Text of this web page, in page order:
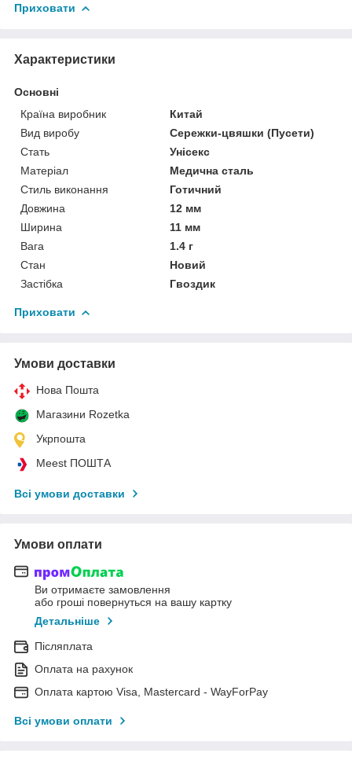
Приховати
Характеристики
Основні
Країна виробник
Китай
Вид виробу
Сережки-цвяшки (Пусети)
Стать
Унісекс
Матеріал
Медична сталь
Стиль виконання
Готичний
Довжина
12 мм
Ширина
11 мм
Вага
1.4 г
Стан
Новий
Застібка
Гвоздик
Приховати
Умови доставки
Нова Пошта
Магазини Rozetka
Укрпошта
Meest ПОШТА
Всі умови доставки
Умови оплати
Ви отримаєте замовлення
або гроші повернуться на вашу картку
Детальніше
Післяплата
Оплата на рахунок
Оплата картою Visa, Mastercard - WayForPay
Всі умови оплати